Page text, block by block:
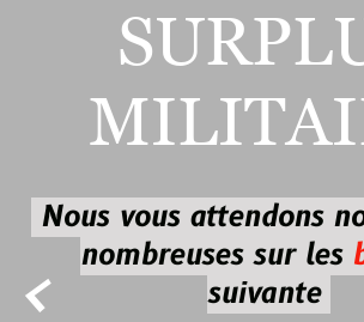

Nous vous attendons
nombreuses sur les
suivante